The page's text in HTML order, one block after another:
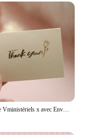
Cartes de Vministériels x avec Enveloppe, Mini Petit Document localité Clair pour les Affaires, Carte-Cadeau de Remerciement pour la ixdes Mères et les Enseignants, 10 Pièces/Ensemble